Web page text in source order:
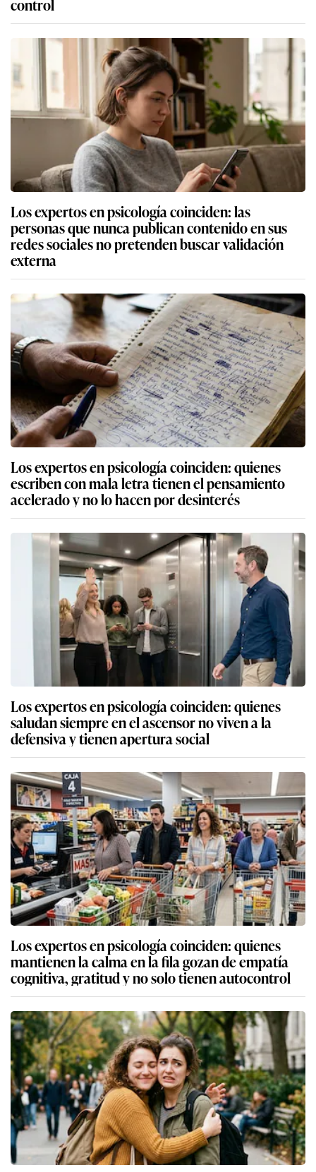
Los expertos en psicología coinciden: las
personas que nunca publican contenido en sus
redes sociales no pretenden buscar validación
externa
Los expertos en psicología coinciden: quienes
escriben con mala letra tienen el pensamiento
acelerado y no lo hacen por desinterés
Los expertos en psicología coinciden: quienes
saludan siempre en el ascensor no viven a la
defensiva y tienen apertura social
Los expertos en psicología coinciden: quienes
mantienen la calma en la fila gozan de empatía
cognitiva, gratitud y no solo tienen autocontrol